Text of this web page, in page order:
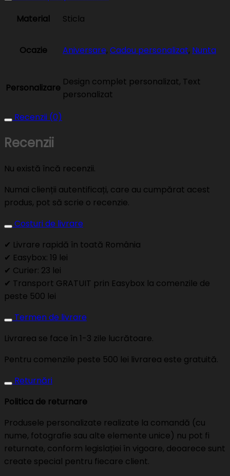
Material
Sticla
Ocazie Aniversare, Cadou personalizat, Nunta
Personalizare
Design complet personalizat, Text
personalizat
Recenzii (0)
Recenzii
Nu există încă recenzii.
Numai clienții autentificați, care au cumpărat acest
produs, pot să scrie o recenzie.
Costuri de livrare
✔ Livrare rapidă în toată România
✔ Easybox: 19 lei
✔ Curier: 23 lei
✔ Transport GRATUIT prin Easybox la comenzile de
peste 500 lei
Termen de livrare
Livrarea se face în 1-3 zile lucrătoare.
Pentru comenzile peste 500 lei livrarea este gratuită.
Returnări
Politica de returnare
Produsele personalizate realizate la comandă (cu
nume, fotografie sau alte elemente unice) nu pot fi
returnate, conform legislației în vigoare, deoarece sunt
create special pentru fiecare client.